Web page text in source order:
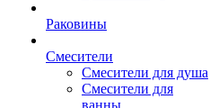
Раковины
Смесители
Смесители для душа
Смесители для
ванны